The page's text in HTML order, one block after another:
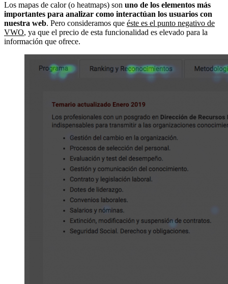
Los mapas de calor (o heatmaps) son uno de los elementos más
importantes para analizar como interactúan los usuarios con
nuestra web. Pero consideramos que éste es el punto negativo de
VWO, ya que el precio de esta funcionalidad es elevado para la
información que ofrece.